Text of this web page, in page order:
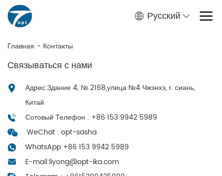
Русский
Главная - Контакты
Связываться с нами
Адрес:Здание 4, № 2168,улица №4 Чжэнхэ, г. сиань,
Китай
Сотовый Телефон : +86 153 9942 5989
WeChat : opt-sasha
WhatsApp:+86 153 9942 5989
E-mail:liyong@opt-ika.com